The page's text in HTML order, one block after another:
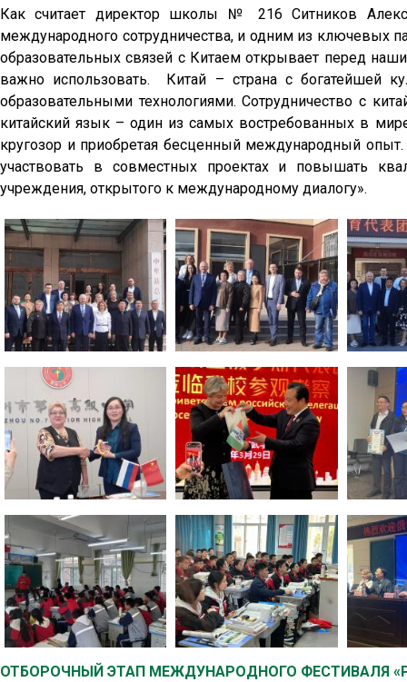
Как считает директор школы № 216 Ситников
международного сотрудничества, и одним из ключевых
образовательных связей с Китаем открывает перед
важно использовать. Китай – страна с богатейшей
образовательными технологиями. Сотрудничество с
китайский язык – один из самых востребованных в
кругозор и приобретая бесценный международный
участвовать в совместных проектах и повышать
учреждения, открытого к международному диалогу».
ОТБОРОЧНЫЙ ЭТАП МЕЖДУНАРОДНОГО ФЕСТИВАЛЯ